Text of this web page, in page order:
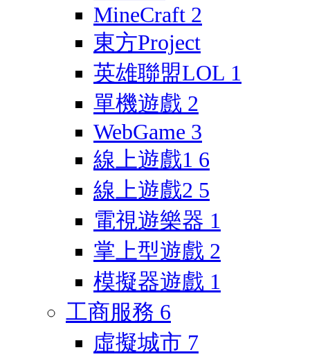
MineCraft 2
東方Project
英雄聯盟LOL 1
單機遊戲 2
WebGame 3
線上遊戲1 6
線上遊戲2 5
電視遊樂器 1
掌上型遊戲 2
模擬器遊戲 1
工商服務 6
虛擬城市 7